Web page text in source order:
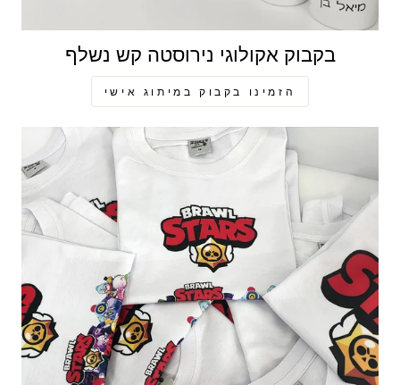
בקבוק אקולוגי נירוסטה קש נשלף
הזמינו בקבוק במיתוג אישי